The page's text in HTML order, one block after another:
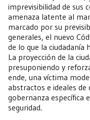
imprevisibilidad de sus
amenaza latente al
marcado por su
generales, el nuevo
de lo que la ciudadanía
La proyección de la
presuponiendo y
ende, una víctima
abstractos e ideales de
gobernanza específica
seguridad.